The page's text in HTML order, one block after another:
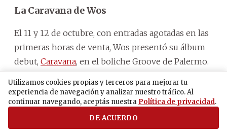
La Caravana de Wos
El 11 y 12 de octubre, con entradas agotadas en las
primeras horas de venta, Wos presentó su álbum
debut, Caravana, en el boliche Groove de Palermo.
más largo que ha hecho, está conformado por
siete temas, entre los que se destacan: Luz Delito,
Okupa, Fresco, entre otros. Los estilos en cuanto a
los instrumentales son muy variados y eso es algo
Utilizamos cookies propias y terceros para mejorar tu
experiencia de navegación y analizar nuestro tráfico. Al
continuar navegando, aceptás nuestra Política de privacidad.
DE ACUERDO